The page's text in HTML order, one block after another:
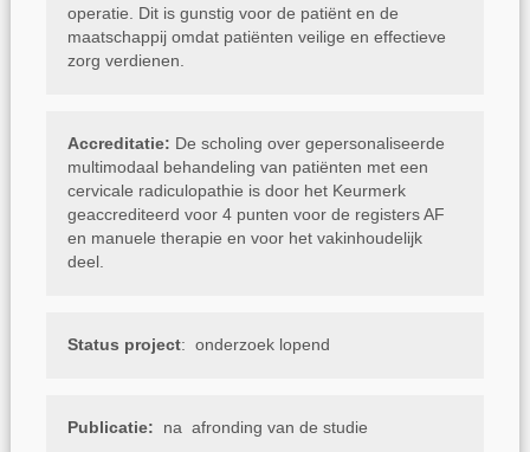
operatie. Dit is gunstig voor de patiënt en de
maatschappij omdat patiënten veilige en effectieve
zorg verdienen.
Accreditatie: De scholing over gepersonaliseerde
multimodaal behandeling van patiënten met een
cervicale radiculopathie is door het Keurmerk
geaccrediteerd voor 4 punten voor de registers AF
en manuele therapie en voor het vakinhoudelijk
deel.
Status project: onderzoek lopend
Publicatie: na afronding van de studie